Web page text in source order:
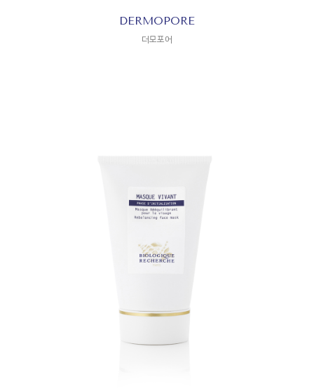
DERMOPORE
더모포어